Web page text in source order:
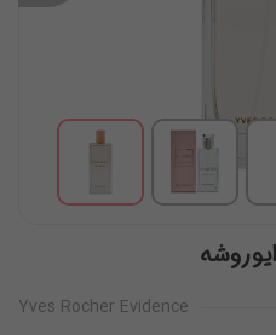
Yves Rocher Evidence